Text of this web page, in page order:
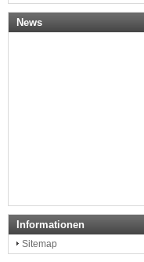
News
Informationen
Sitemap